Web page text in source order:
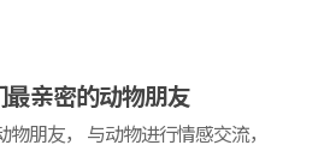
亲密的动物朋友
物朋友， 与动物进行情感交流，